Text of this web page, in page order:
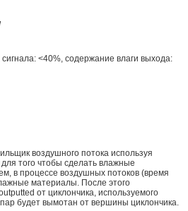
<40%, содержание влаги выхода:
воздушного потока используя
того чтобы сделать влажные
в процессе воздушных потоков (время
материалы. После этого
от циклончика, используемого
будет вымотан от вершины циклончика.